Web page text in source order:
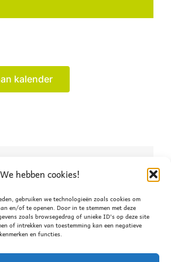
We hebben cookies!
gebruiken we technologieën zoals cookies om
en/of te openen. Door in te stemmen met deze
zoals browsegedrag of unieke ID's op deze site
of intrekken van toestemming kan een negatieve
en functies.
kalender
verhaal, kies je
platform!
Facebook
X WhatsApp